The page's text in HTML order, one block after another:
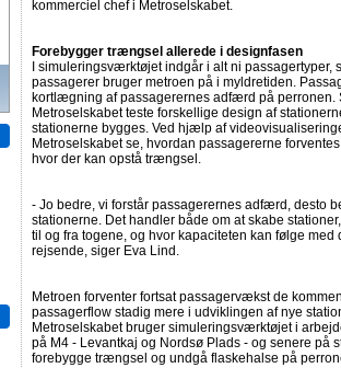
kommerciel chef i Metroselskabet.
Forebygger trængsel allerede i designfasen
I simuleringsværktøjet indgår i alt ni passagertyper,
passagerer bruger metroen på i myldretiden.
kortlægning af passagerernes adfærd på
Metroselskabet teste forskellige design af
stationerne bygges. Ved hjælp af
Metroselskabet se, hvordan passagererne
hvor der kan opstå trængsel.
- Jo bedre, vi forstår passagerernes adfærd, desto
stationerne. Det handler både om at skabe
til og fra togene, og hvor kapaciteten kan følge
rejsende, siger Eva Lind.
Metroen forventer fortsat passagervækst de
passagerflow stadig mere i udviklingen af nye
Metroselskabet bruger simuleringsværktøjet i
på M4 - Levantkaj og Nordsø Plads - og senere på
forebygge trængsel og undgå flaskehalse på